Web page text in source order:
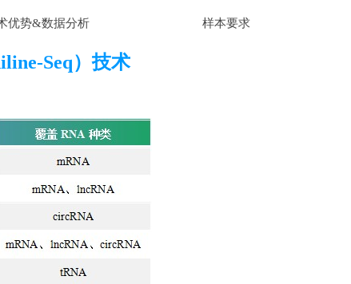
优势&数据分析 样本要求
Seq）技术